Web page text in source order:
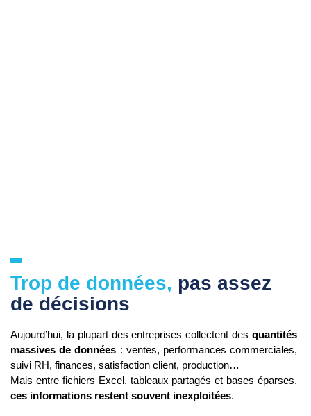
Trop de données, pas assez
de décisions
Aujourd’hui, la plupart des entreprises collectent des quantités
massives de données : ventes, performances commerciales,
suivi RH, finances, satisfaction client, production…
Mais entre fichiers Excel, tableaux partagés et bases éparses,
ces informations restent souvent inexploitées.